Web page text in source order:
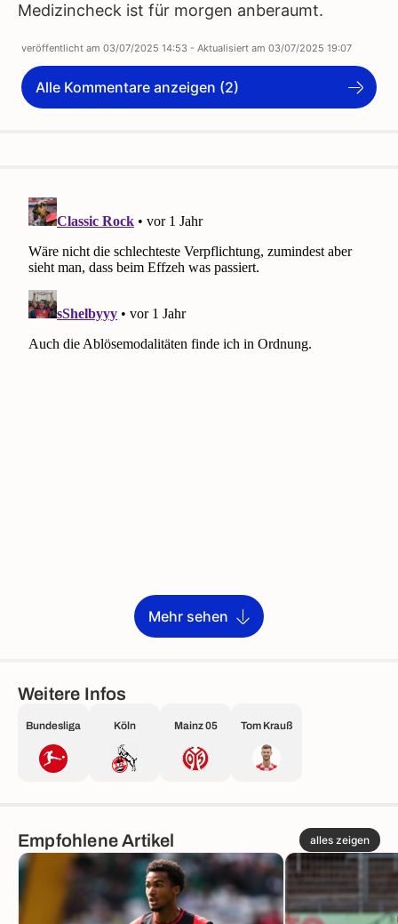
Medizincheck ist für morgen anberaumt.
veröffentlicht am 03/07/2025 14:53 - Aktualisiert am 03/07/2025 19:07
Alle Kommentare anzeigen (2)
Mehr sehen
Weitere Infos
Bundesliga Köln Mainz 05 Tom Krauß
Empfohlene Artikel alles zeigen